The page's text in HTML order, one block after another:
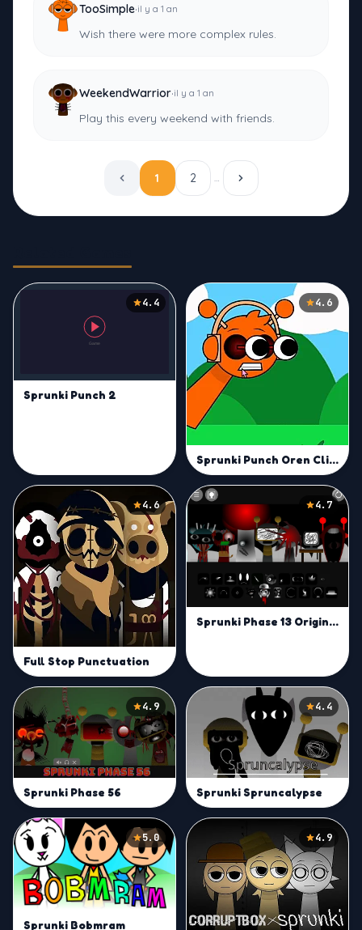
TooSimple·il y a 1 an
Wish there were more complex rules.
WeekendWarrior·il y a 1 an
Play this every weekend with friends.
1 2 …
4.4
Sprunki Punch 2
4.6
Sprunki Punch Oren Clicker
4.6
Full Stop Punctuation
4.7
Sprunki Phase 13 Original | Sculpt Psychedelic Beats Online
4.9
Sprunki Phase 56
4.4
Sprunki Spruncalypse
5.0
Sprunki Bobmram
4.9